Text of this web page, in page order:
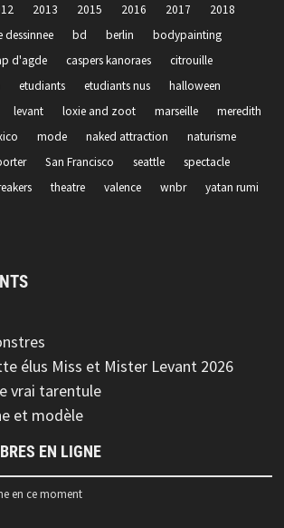
2013 2015 2016 2017
2018
dessinnee bd berlin
bodypainting
d'agde caspers kanoraes
citrouille
etudiants etudiants nus
halloween
levant loxie and zoot marseille
meredith
mode naked attraction
naturisme
San Francisco seattle
spectacle
theatre valence wnbr
yatan rumi
élus Miss et Mister Levant 2026
vrai tarentule
et modèle
EN LIGNE
en ce moment